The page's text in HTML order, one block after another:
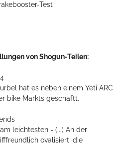
Test
von Shogun-Teilen:
hat es neben einem Yeti ARC
bike Markts geschaftt.
leichtesten - (...) An der
ovalisiert, die